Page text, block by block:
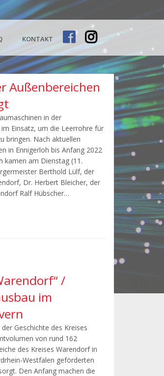
KONTAKT
Außenbereichen
in der
Einsatz, um die Leerrohre für
bringen. Nach aktuellen
in Ennigerloh bis Anfang 2022
kamen am Dienstag (11.
Berthold Lülf, der
Dr. Herbert Bleicher, der
Ralf Hübscher…
/
im
Geschichte des Kreises
von rund 162
des Kreises Warendorf in
Westfalen geförderten
Den Anfang machen die